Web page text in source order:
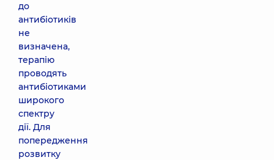
до
антибіотиків
не
визначена,
терапію
проводять
антибіотиками
широкого
спектру
дії. Для
попередження
розвитку